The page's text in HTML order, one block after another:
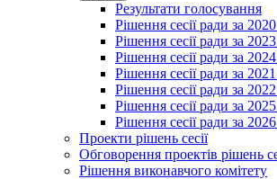
Результати голосування
Рішення сесії ради за
Рішення сесії ради за
Рішення сесії ради за
Рішення сесії ради за
Рішення сесії ради за
Рішення сесії ради за
Рішення сесії ради за
Проекти рішень сесії
Обговорення проектів рішень
Рішення виконавчого комітету